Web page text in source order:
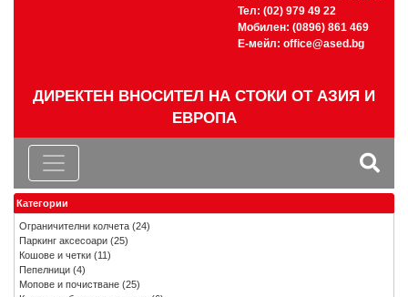
Тел: (02) 979 49 22
Мобилен: (0896) 861 469
Е-мейл: office@ased.bg
ДИРЕКТЕН ВНОСИТЕЛ НА СТОКИ ОТ АЗИЯ И
ЕВРОПА
Категории
Ограничителни колчета (24)
Паркинг аксесоари (25)
Кошове и четки (11)
Пепелници (4)
Мопове и почистване (25)